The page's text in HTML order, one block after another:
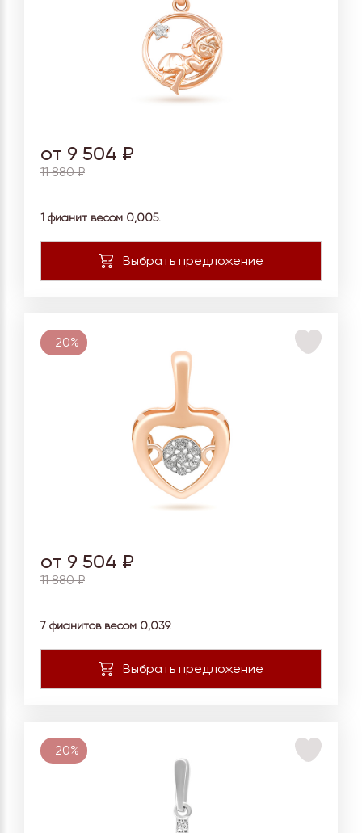
от 9 504 ₽
11 880 ₽
1 фианит весом 0,005.
-20%
от 9 504 ₽
11 880 ₽
7 фианитов весом 0,039.
-20%